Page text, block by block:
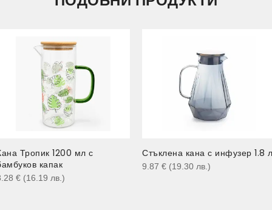
Тропик 1200 мл с
капак
€ (16.19 лв. )
Стъклена кана с инфузер 1.8
9.87 € (19.30 лв. )